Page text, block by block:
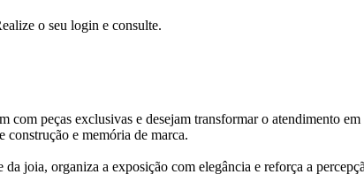
o seu login e consulte.
peças exclusivas e desejam transformar o atendimento
construção e memória de marca.
joia, organiza a exposição com elegância e reforça a